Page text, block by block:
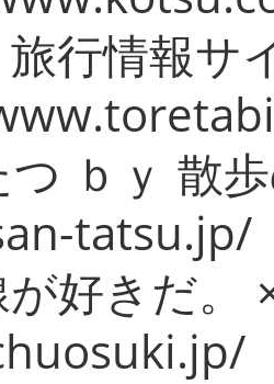
行情報サ
ｂｙ 散
tatsu.jp/
好きだ。